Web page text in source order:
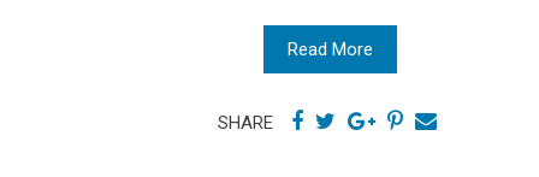
Read More
SHARE